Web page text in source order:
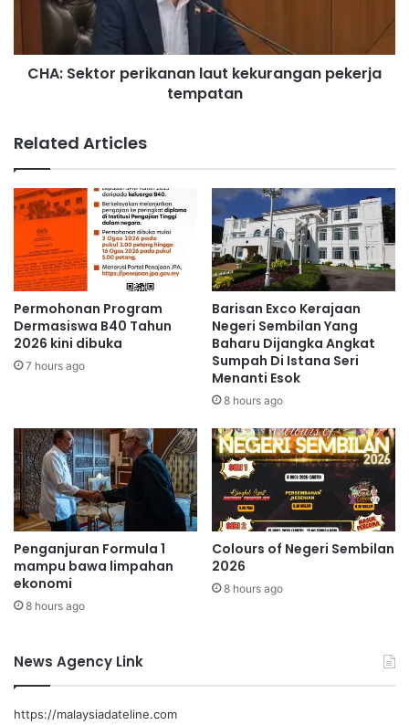
Mohamad Sabu
n
2
0
0
,
0
0
o
i
k
a
n
a
l
a
u
t
k
e
a
n
g
a
n
p
e
k
e
r
t
e
CHA: Sektor perikanan laut kekurangan pekerja
tempatan
Related Articles
Permohonan Program
Dermasiswa B40 Tahun
2026 kini dibuka
7 hours ago
Barisan Exco Kerajaan
Negeri Sembilan Yang
Baharu Dijangka Angkat
Sumpah Di Istana Seri
Menanti Esok
8 hours ago
Penganjuran Formula 1
mampu bawa limpahan
ekonomi
8 hours ago
Colours of Negeri Sembilan
2026
8 hours ago
News Agency Link
https://malaysiadateline.com